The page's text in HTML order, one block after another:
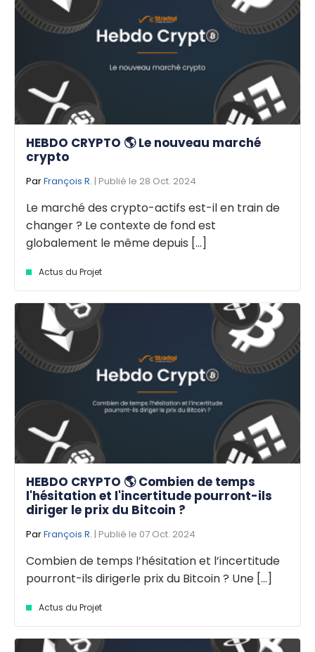
HEBDO CRYPTO 🌎 Le nouveau marché
crypto
ParFrançois R. | Publié le 28 Oct. 2024
Le marché des crypto-actifs est-il en train de
changer ? Le contexte de fond est
globalement le même depuis [...]
Actus du Projet
HEBDO CRYPTO 🌎 Combien de temps
l'hésitation et l'incertitude pourront-ils
diriger le prix du Bitcoin ?
ParFrançois R. | Publié le 07 Oct. 2024
Combien de temps l’hésitation et l’incertitude
pourront-ils dirigerle prix du Bitcoin ? Une [...]
Actus du Projet